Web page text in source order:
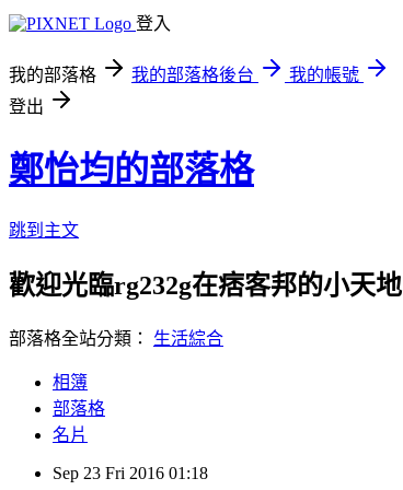
登入
我的部落格 我的部落格後台
我的帳號
登出
鄭怡均的部落格
跳到主文
歡迎光臨rg232g在痞客邦的小天地
部落格全站分類： 生活綜合
相簿
部落格
名片
Sep 23 Fri 2016 01:18